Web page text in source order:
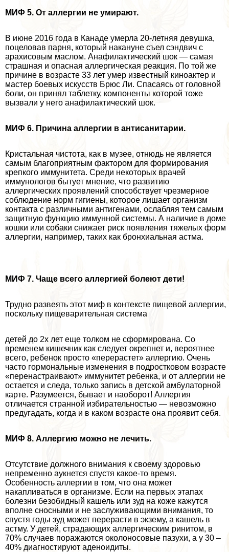
МИФ 5. От аллергии не умирают.
В июне 2016 года в Канаде умерла 20-летняя дeвyшка,
поцеловав парня, который накануне съел сэндвич с
арахисовым маслом. Анафилактический шок — самая
страшная и опасная аллергическая реакция. По той же
причине в возрасте 33 лет умер известный киноактер и
мастер боевых искусств Брюс Ли. Спасаясь от головной
боли, он принял таблетку, компоненты которой тоже
вызвали у него анафилактический шок.
МИФ 6. Причина аллергии в антисанитарии.
Кристальная чистота, как в музее, отнюдь не является
самым благоприятным фактором для формирования
крепкого иммунитета. Среди некоторых врачей
иммунологов бытует мнение, что развитию
аллергических проявлений способствует чрезмерное
соблюдение норм гигиены, которое лишает организм
контакта с различными антигенами, ослабляя тем самым
защитную функцию иммунной системы. А наличие в доме
кошки или собаки снижает риск появления тяжелых форм
аллергии, например, таких как бронхиальная астма.
МИФ 7. Чаще всего аллергией болеют дети!
Трудно развеять этот миф в контексте пищевой аллергии,
поскольку пищеварительная система
детей до 2х лет еще толком не сформирована. Со
временем кишечник как следует окрепнет и, вероятнее
всего, ребенок просто «перерастет» аллергию. Очень
часто гормональные изменения в подростковом возрасте
«перенастраивают» иммунитет ребенка, и от аллергии не
остается и следа, только запись в детской амбулаторной
карте. Разумеется, бывает и наоборот! Аллергия
отличается странной избирательностью — невозможно
предугадать, когда и в каком возрасте она проявит себя.
МИФ 8. Аллергию можно не лечить.
Отсутствие должного внимания к своему здоровью
непременно аукнется спустя какое-то время.
Особенность аллергии в том, что она может
накапливаться в организме. Если на первых этапах
болезни безобидный кашель или зуд на коже кажутся
вполне сносными и не заслуживающими внимания, то
спустя годы зуд может перерасти в экзему, а кашель в
астму. У детей, страдающих аллергическим ринитом, в
70% случаев поражаются околоносовые пазухи, а у 30 –
40% диагностируют аденоидиты.